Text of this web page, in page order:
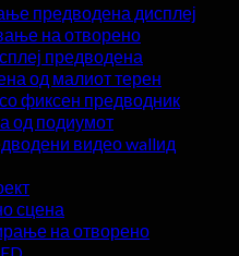
предводена дисплеј
на отворено
предводена
од малиот терен
фиксен предводник
од подиумот
видео wallид
сцена
на отворено